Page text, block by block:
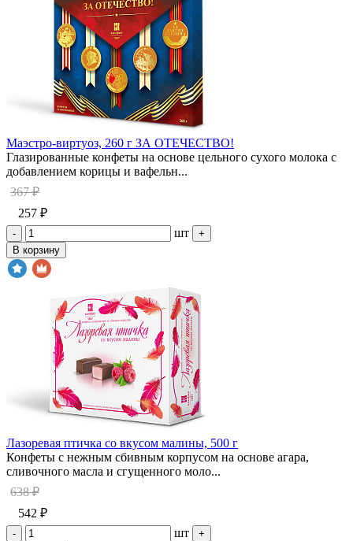
Маэстро-виртуоз, 260 г ЗА ОТЕЧЕСТВО!
Глазированные конфеты на основе цельного сухого молока с
добавлением корицы и вафельн...
367 ₽
257 ₽
- шт
+
В корзину
Лазоревая птичка со вкусом малины, 500 г
Конфеты с нежным сбивным корпусом на основе агара,
сливочного масла и сгущенного моло...
638 ₽
542 ₽
- шт
+